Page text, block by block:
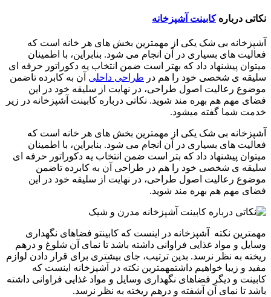
نکاتی دربارهکابینت آشپزخانه
آشپزخانه بی شک یکی از مهمترین بخش های هر خانه است که
فعالیت های بسیاری در آن انجام می شود. بنابراین، با اطمینان
میتوان پیشنهاد داد که بهتر است ضمن انتخاب یه دکوراتور حرفه ای
سلیقه ی شخصی خود را هم در طراحی داخلی آن به کابرده تاضمن
موضوع رعالیت اصول طراحی، در نهایت از سلیقه خود در این
فضای مهم هم بهره مند شوید. نکاتی درباره کابینت آشپزخانه در زیر
خدمت شما گفته میشود.
آشپزخانه بی شک یکی از مهمترین بخش های هر خانه است که
فعالیت های بسیاری در آن انجام می شود. بنابراین، با اطمینان
میتوان پیشنهاد داد که بتر است ضمن انتخاب یه دکوراتور حرفه ای
سلیقه ی شخصی خود را هم در طراحی آن به کابرده تاضمن
موضوع رعالیت اصول طراحی، در نهایت از سلیقه خود در این
فضای مهم هم بهره مند شوید.
مهمترین نکته آشپزخانه در اینست که کابینتو فضاهای نگهداری
وسایل و مواد غذایی فراوانی داشته باشد تا نمای آن شلوغ و درهم
ریخته به نظر نرسد. بدین ترتیب، جای بیشتری برای قرار دادن لوازم
مفید و زیبا خواهیم داشتمهمترین نکته در آشپزخانه اینست که
کابینت و دیگر فضاهای نگهداری وسایل و مواد غذایی فراوانی داشته
باشد تا نمای آن آشفته و درهم ریخته به نظر نرسد.